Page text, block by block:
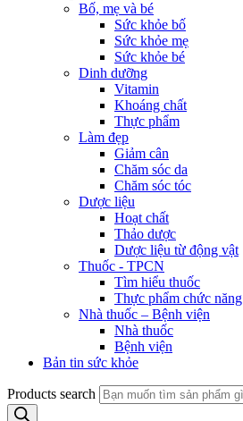
Bố, mẹ và bé
Sức khỏe bố
Sức khỏe mẹ
Sức khỏe bé
Dinh dưỡng
Vitamin
Khoáng chất
Thực phẩm
Làm đẹp
Giảm cân
Chăm sóc da
Chăm sóc tóc
Dược liệu
Hoạt chất
Thảo dược
Dược liệu từ động vật
Thuốc - TPCN
Tìm hiểu thuốc
Thực phẩm chức năng
Nhà thuốc – Bệnh viện
Nhà thuốc
Bệnh viện
Bản tin sức khỏe
Products search